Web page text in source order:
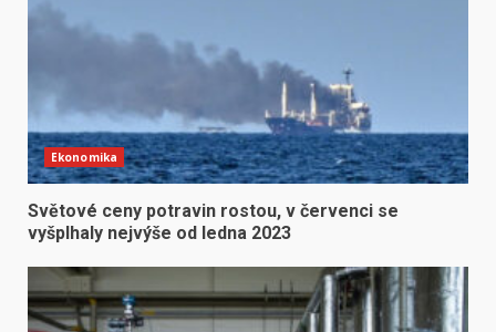
Ekonomika
Světové ceny potravin rostou, v červenci se
vyšplhaly nejvýše od ledna 2023